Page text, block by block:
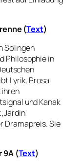
(Text)
Solingen
Philosophie in
Lyrik, Prosa
ihren
und Kanak
Dramapreis. Sie
9A (Text)